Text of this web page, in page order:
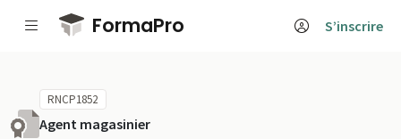
Passer au contenu principal
FormaPro S’inscrire
RNCP1852
Agent magasinier